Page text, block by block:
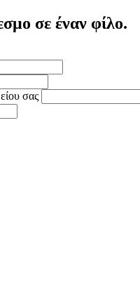
σε έναν φίλο.
σας